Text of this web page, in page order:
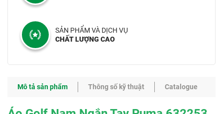
SẢN PHẨM VÀ DỊCH VỤ
CHẤT LƯỢNG CAO
Mô tả sản phẩm Thông số kỹ thuật Catalogue